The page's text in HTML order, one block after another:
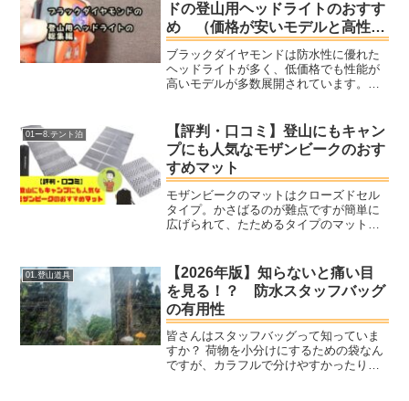
ドの登山用ヘッドライトのおすす
め （価格が安いモデルと高性能
モデル）
ブラックダイヤモンドは防水性に優れた
ヘッドライトが多く、低価格でも性能が
高いモデルが多数展開されています。時
易いものが増えてきました。今回はそん
な人気のあるブラックダイ...
01ー8.テント泊
【評判・口コミ】登山にもキャン
プにも人気なモザンビークのおす
すめマット
モザンビークのマットはクローズドセル
タイプ。かさばるのが難点ですが簡単に
広げられて、たためるタイプのマットで
トなどに比べれば全然安いです。キャン
プマットとしてはちょっと...
01.登山道具
【2026年版】知らないと痛い目
を見る！？ 防水スタッフバッグ
の有用性
皆さんはスタッフバッグって知っていま
すか？ 荷物を小分けにするための袋なん
ですが、カラフルで分けやすかったり、